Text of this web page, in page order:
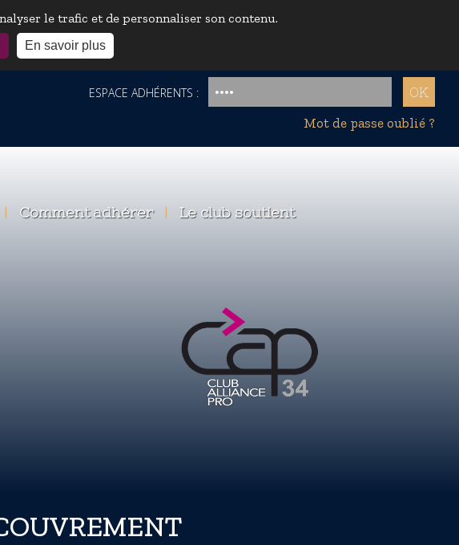
le trafic et de personnaliser son contenu.
En savoir plus
ESPACE ADHÉRENTS :
Mot de passe oublié ?
| Comment adhérer | Le club soutient